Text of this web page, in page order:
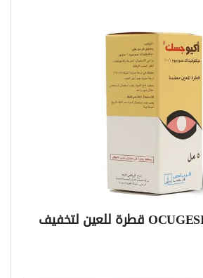
أوكيوجيسك – OCUGESIC قطرة للعين لتخفيف